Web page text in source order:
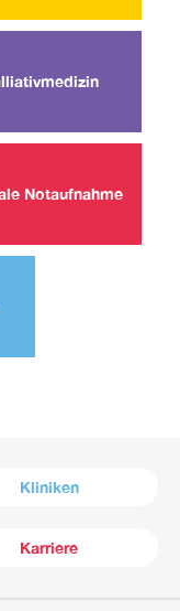
Notaufnahme
Kliniken
Karriere